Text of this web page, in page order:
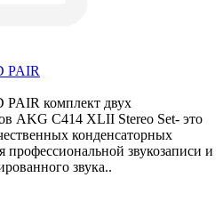
PAIR
комплект двух
AKG C414 XLII Stereo Set- это
конденсаторных
звукозаписи и
звука..